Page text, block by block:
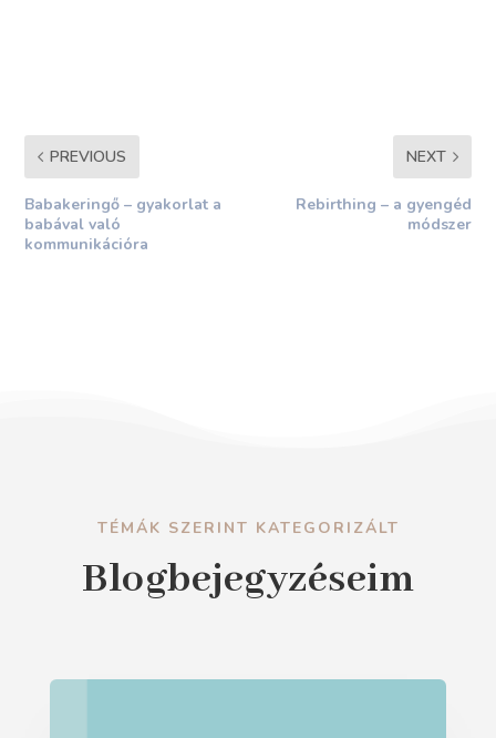
PREVIOUS
Babakeringő – gyakorlat a
babával való
kommunikációra
NEXT
Rebirthing – a gyengéd
módszer
TÉMÁK SZERINT KATEGORIZÁLT
Blogbejegyzéseim